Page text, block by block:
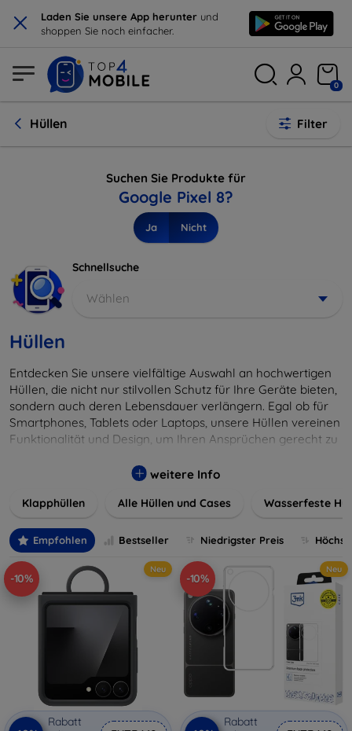
× Laden Sie unsere App herunter und
shoppen Sie noch einfacher.
0
Hüllen Filter
Suchen Sie Produkte für
Google Pixel 8?
Ja Nicht
Schnellsuche
Wählen
Hüllen
Entdecken Sie unsere vielfältige Auswahl an hochwertigen
Hüllen, die nicht nur stilvollen Schutz für Ihre Geräte bieten,
sondern auch deren Lebensdauer verlängern. Egal ob für
Smartphones, Tablets oder Laptops, unsere Hüllen vereinen
Funktionalität und Design, um Ihren Ansprüchen gerecht zu
Farben, um Ihren persönlichen Stil perfekt zu
weitere Info
Klapphüllen Alle Hüllen und Cases Wasserfeste
Empfohlen Bestseller Niedrigster Preis
-10%
Neu
Rabatt
-10%
Neu
Rabatt